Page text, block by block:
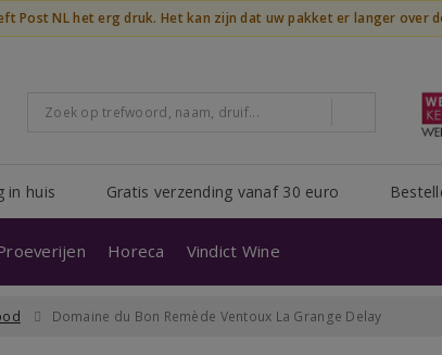
Post NL het erg druk. Het kan zijn dat uw pakket er langer over
in huis Gratis verzending vanaf 30 euro
Horeca Vindict Wine
Domaine du Bon Remède Ventoux La Grange Delay